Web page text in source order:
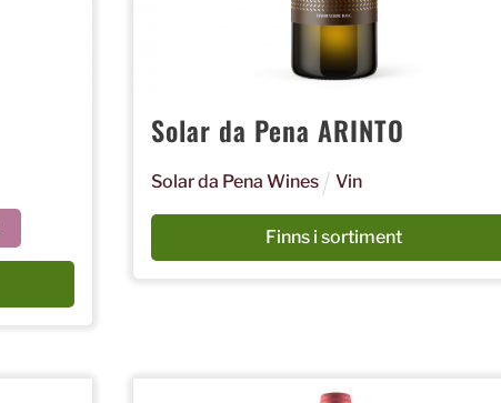
Solar da Pena ARINTO
Solar da Pena Wines Vin
Finns i sortiment